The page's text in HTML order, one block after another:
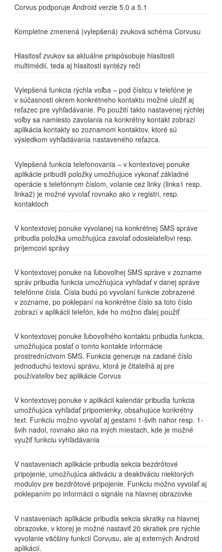
Corvus podporuje Android verzie 5.0 a 5.1
Kompletne zmenená (vylepšená) zvuková schéma Corvusu
Hlasitosť zvukov sa aktuálne prispôsobuje hlasitosti
multimédií, teda aj hlasitosti syntézy reči
Vylepšená funkcia rýchla voľba – pod číslicu v telefóne je
v súčasnosti okrem konkrétneho kontaktu možné uložiť aj
reťazec pre vyhľadávanie. Po použití takto nastavenej rýchlej
voľby sa namiesto zavolania na konkrétny kontakt zobrazí
aplikácia kontakty so zoznamom kontaktov, ktoré sú
výsledkom vyhľadávania nastaveného reťazca.
Vylepšená funkcia telefonovania – v kontextovej ponuke
aplikácie pribudli položky umožňujúce vykonať základné
operácie s telefónnym číslom, volanie cez linky (linka1 resp.
linka2) je možné vyvolať rovnako ako v registri, resp.
kontaktoch
V kontextovej ponuke vyvolanej na konkrétnej SMS správe
pribudla položka umožňujúca zavolať odosielateľovi resp.
príjemcovi správy
V kontextovej ponuke na ľubovoľnej SMS správe v zozname
správ pribudla funkcia umožňujúca vyhľadať v danej správe
telefónne čísla. Čísla budú po vyvolaní funkcie zobrazené
v zozname, po poklepaní na konkrétne číslo sa toto číslo
zobrazí v aplikácii telefón, kde ho možno ďalej použiť
V kontextovej ponuke ľubovoľného kontaktu pribudla funkcia,
umožňujúca poslať o tomto kontakte informácie
prostredníctvom SMS. Funkcia generuje na zadané číslo
jednoduchú textovú správu, ktorá je čitateľná aj pre
používateľov bez aplikácie Corvus
V kontextovej ponuke v aplikácii kalendár pribudla funkcia
umožňujúca vyhľadať pripomienky, obsahujúce konkrétny
text. Funkciu možno vyvolať aj gestami 1-švih nahor resp. 1-
švih nadol, rovnako ako na iných miestach, kde je možné
využiť funkciu vyhľadávania
V nastaveniach aplikácie pribudla sekcia bezdrôtové
pripojenie, umožňujúca aktiváciu a deaktiváciu niektorých
modulov pre bezdrôtové pripojenie. Funkciu možno vyvolať aj
poklepaním po informácii o signále na hlavnej obrazovke
V nastaveniach aplikácie pribudla sekcia skratky na hlavnej
obrazovke, v ktorej je možné nastaviť 20 skratiek pre rýchle
vyvolanie väčšiny funkcií Corvusu, ale aj externých Android
aplikácií.